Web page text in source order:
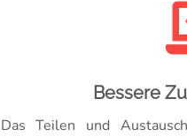
Bessere
Das Teilen und